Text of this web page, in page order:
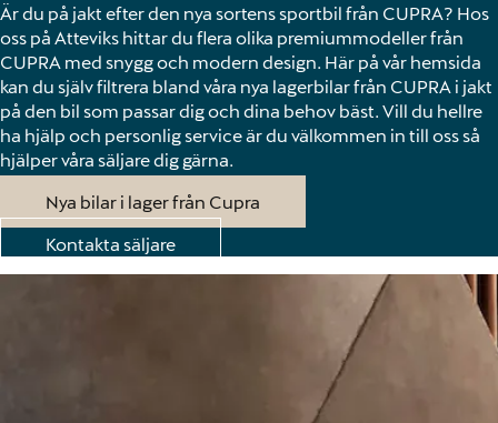
Är du på jakt efter den nya sortens sportbil från CUPRA? Hos
oss på Atteviks hittar du flera olika premiummodeller från
CUPRA med snygg och modern design. Här på vår hemsida
kan du själv filtrera bland våra nya lagerbilar från CUPRA i jakt
på den bil som passar dig och dina behov bäst. Vill du hellre
ha hjälp och personlig service är du välkommen in till oss så
hjälper våra säljare dig gärna.
Nya bilar i lager från Cupra
Kontakta säljare